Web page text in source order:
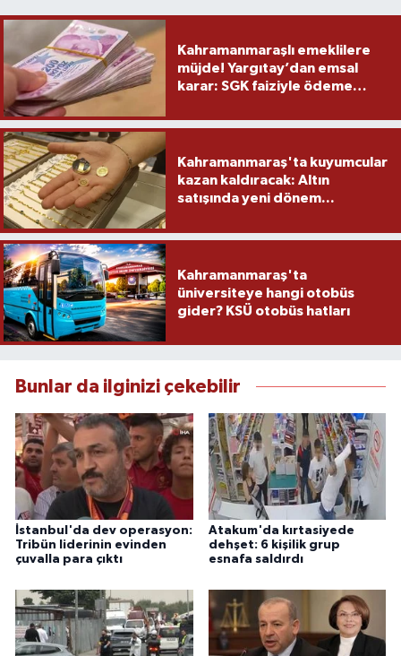
Kahramanmaraşlı emeklilere
müjde! Yargıtay’dan emsal
karar: SGK faiziyle ödeme
Kahramanmaraş'ta kuyumcular
kazan kaldıracak: Altın
satışında yeni dönem...
Kahramanmaraş'ta
üniversiteye hangi otobüs
gider? KSÜ otobüs hatları
Bunlar da ilginizi çekebilir
İstanbul'da dev operasyon:
Tribün liderinin evinden
çuvalla para çıktı
Atakum'da kırtasiyede
dehşet: 6 kişilik grup
esnafa saldırdı